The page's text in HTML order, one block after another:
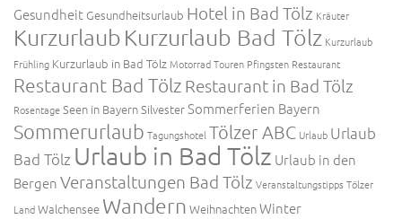
Gesundheit Gesundheitsurlaub Hotel in Bad Tölz Kräuter
Kurzurlaub Kurzurlaub Bad Tölz Kurzurlaub
Frühling Kurzurlaub in Bad Tölz Motorrad Touren Pfingsten Restaurant
Restaurant Bad Tölz Restaurant in Bad Tölz
RosentageSeen in BayernSilvesterSommerferien Bayern
Sommerurlaub Tagungshotel Tölzer ABC Urlaub Urlaub
Bad Tölz Urlaub in Bad Tölz Urlaub in den
BergenVeranstaltungen Bad Tölz Veranstaltungstipps Tölzer
LandWalchensee Wandern WeihnachtenWinter